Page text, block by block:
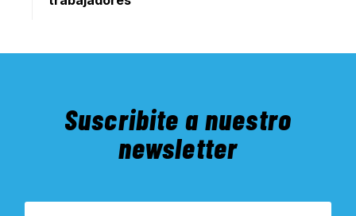
Suscribite a nuestro
newsletter